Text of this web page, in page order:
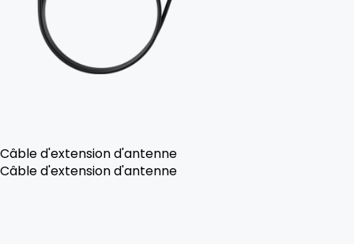
Câble d'extension d'antenne
Câble d'extension d'antenne